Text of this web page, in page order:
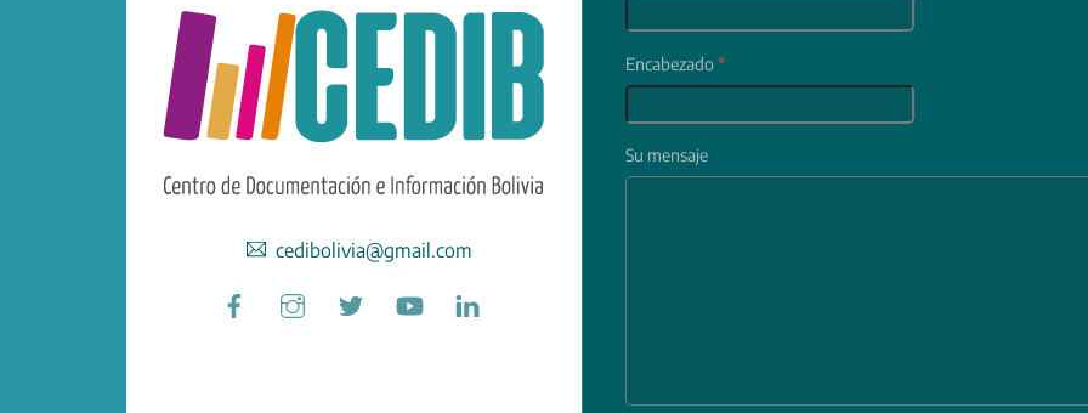
cedibolivia@gmail.com
Facebook
Encabezado *
Su mensaje